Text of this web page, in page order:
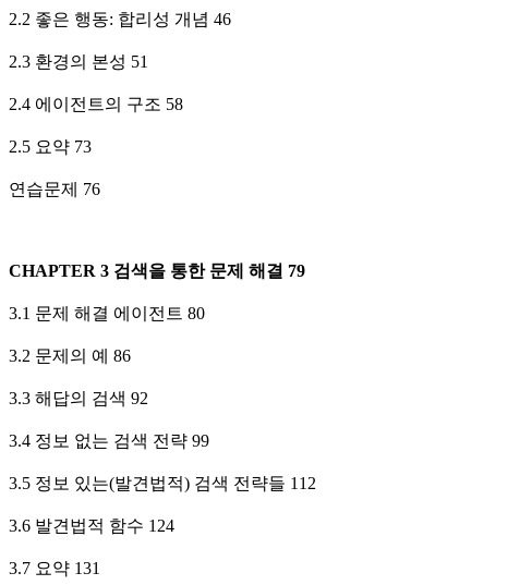
2.2 좋은 행동: 합리성 개념 46
2.3 환경의 본성 51
2.4 에이전트의 구조 58
2.5 요약 73
연습문제 76
CHAPTER 3 검색을 통한 문제 해결 79
3.1 문제 해결 에이전트 80
3.2 문제의 예 86
3.3 해답의 검색 92
3.4 정보 없는 검색 전략 99
3.5 정보 있는(발견법적) 검색 전략들 112
3.6 발견법적 함수 124
3.7 요약 131